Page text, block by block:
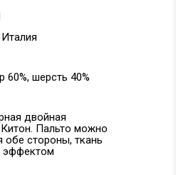
Италия
60%, шерсть 40%
двойная
Китон. Пальто можно
обе стороны, ткань
эффектом